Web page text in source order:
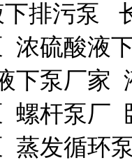
排污泵
浓硫酸液
下泵厂家
螺杆泵厂
蒸发循环